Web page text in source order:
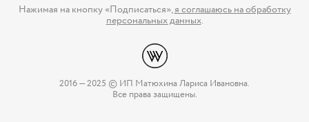
Нажимая на кнопку «Подписаться»,я соглашаюсь на обработку
персональных данных.
2016 — 2025 © ИП Матюхина Лариса Ивановна.
Все права защищены.